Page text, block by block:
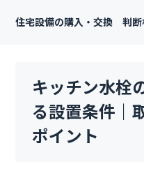
住宅設備の購入・交換 判断
キッチン水栓
る設置条件｜
ポイント